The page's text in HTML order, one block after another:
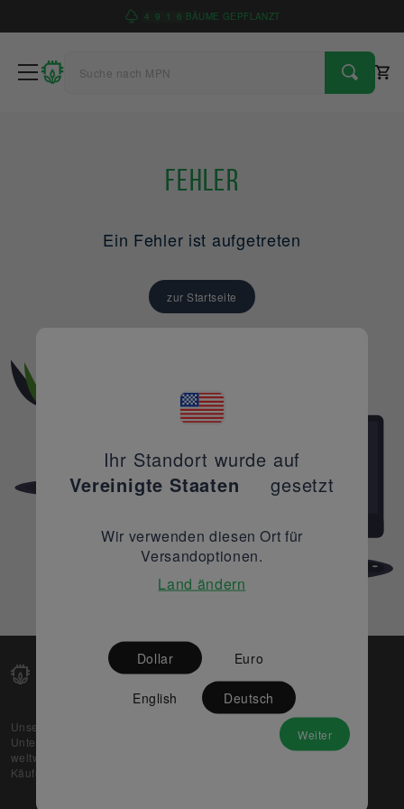
4 9 1 6 BÄUME GEPFLANZT
Fehler
Ein Fehler ist aufgetreten
zur Startseite
Unsere Web-Plattform unterstützt OEM- und EMS-
Unternehmen dabei, ihre überschüssigen Lagerbestände
weltweit zu verkaufen und gleichzeitig den potenziellen
Käufern beste Preise und Qualität zu bieten.
Partner
Ihr Standort wurde auf
Vereinigte Staaten
gesetzt
Wir verwenden diesen Ort für
Versandoptionen.
Land ändern
Dollar Euro
English Deutsch
Weiter